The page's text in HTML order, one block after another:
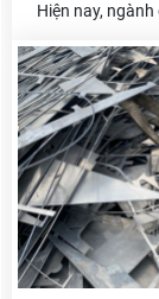
Hiện nay, ngành
hiện đại và phát
mẽ, có rất
xây dựng từ
công trình nhà
đến những
cao tầng, nhà
dựng, đóng tàu,
…Tất cả đều sử